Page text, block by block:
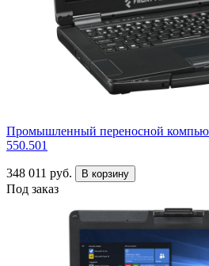
Промышленный переносной
550.501
348 011 руб. В корзину
Под заказ